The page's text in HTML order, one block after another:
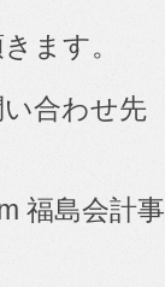
ます。
い合わせ先
福島会計